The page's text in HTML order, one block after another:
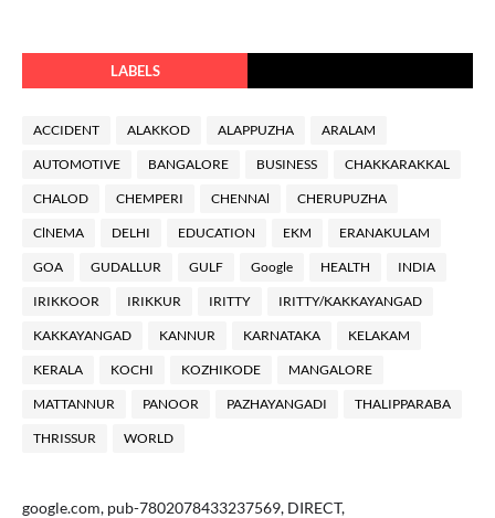
LABELS
ACCIDENT ALAKKOD ALAPPUZHA ARALAM
AUTOMOTIVE BANGALORE BUSINESS CHAKKARAKKAL
CHALOD CHEMPERI CHENNAl CHERUPUZHA
ClNEMA DELHI EDUCATION EKM ERANAKULAM
GOA GUDALLUR GULF Google HEALTH INDIA
IRIKKOOR IRIKKUR IRITTY IRITTY/KAKKAYANGAD
KAKKAYANGAD KANNUR KARNATAKA KELAKAM
KERALA KOCHI KOZHIKODE MANGALORE
MATTANNUR PANOOR PAZHAYANGADI THALIPPARABA
THRISSUR WORLD
google.com, pub-7802078433237569, DIRECT,